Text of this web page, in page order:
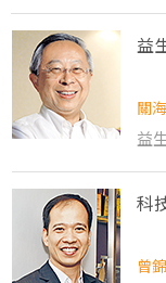
益
關
益
科
曾